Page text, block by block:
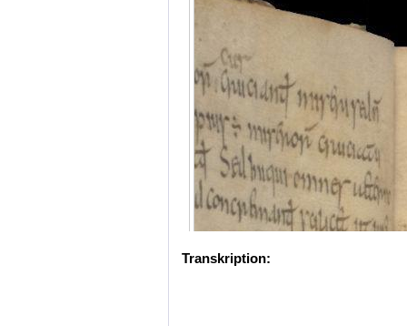
Transkription: